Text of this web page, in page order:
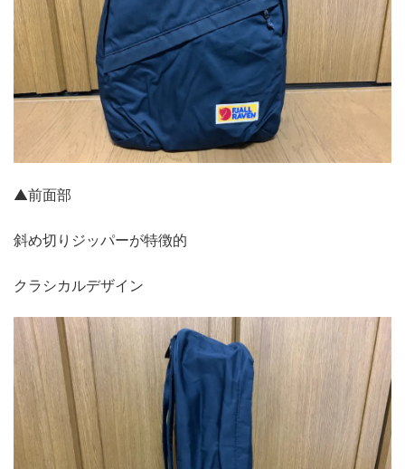
▲前面部
斜め切りジッパーが特徴的
クラシカルデザイン